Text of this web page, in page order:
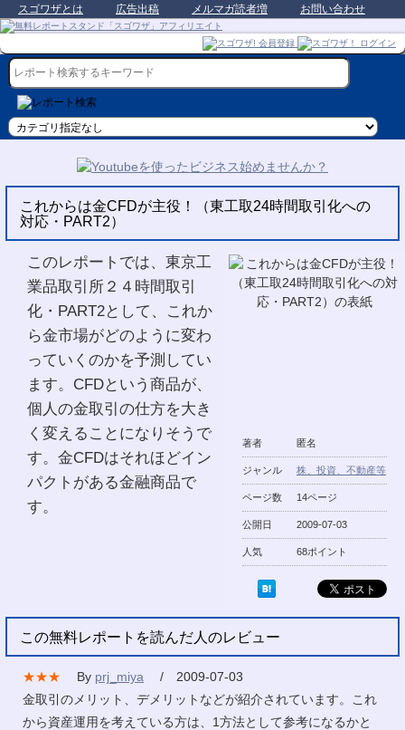
スゴワザとは 広告出稿 メルマガ読者増 お問い合わせ
これからは金CFDが主役！（東工取24時間取引化への
対応・PART2）
著者 匿名
ジャンル 株、投資、不動産等
ページ数 14ページ
公開日 2009-07-03
人気 68ポイント
このレポートでは、東京工
業品取引所２４時間取引
化・PART2として、これか
ら金市場がどのように変わ
っていくのかを予測してい
ます。CFDという商品が、
個人の金取引の仕方を大き
く変えることになりそうで
す。金CFDはそれほどイン
パクトがある金融商品で
す。
この無料レポートを読んだ人のレビュー
★★★ By prj_miya
/ 2009-07-03
金取引のメリット、デメリットなどが紹介されています。これ
から資産運用を考えている方は、1方法として参考になるかと